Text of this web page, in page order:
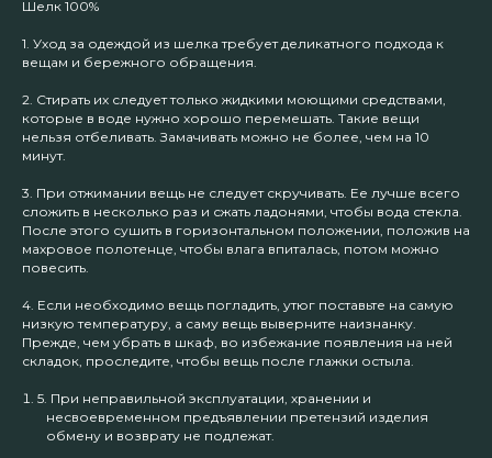
Шелк 100%
1. Уход за одеждой из шелка требует деликатного подхода к
вещам и бережного обращения.
2. Стирать их следует только жидкими моющими средствами,
которые в воде нужно хорошо перемешать. Такие вещи
нельзя отбеливать. Замачивать можно не более, чем на 10
минут.
3. При отжимании вещь не следует скручивать. Ее лучше всего
сложить в несколько раз и сжать ладонями, чтобы вода стекла.
После этого сушить в горизонтальном положении, положив на
махровое полотенце, чтобы влага впиталась, потом можно
повесить.
4. Если необходимо вещь погладить, утюг поставьте на самую
низкую температуру, а саму вещь выверните наизнанку.
Прежде, чем убрать в шкаф, во избежание появления на ней
складок, проследите, чтобы вещь после глажки остыла.
5. При неправильной эксплуатации, хранении и
несвоевременном предъявлении претензий изделия
обмену и возврату не подлежат.